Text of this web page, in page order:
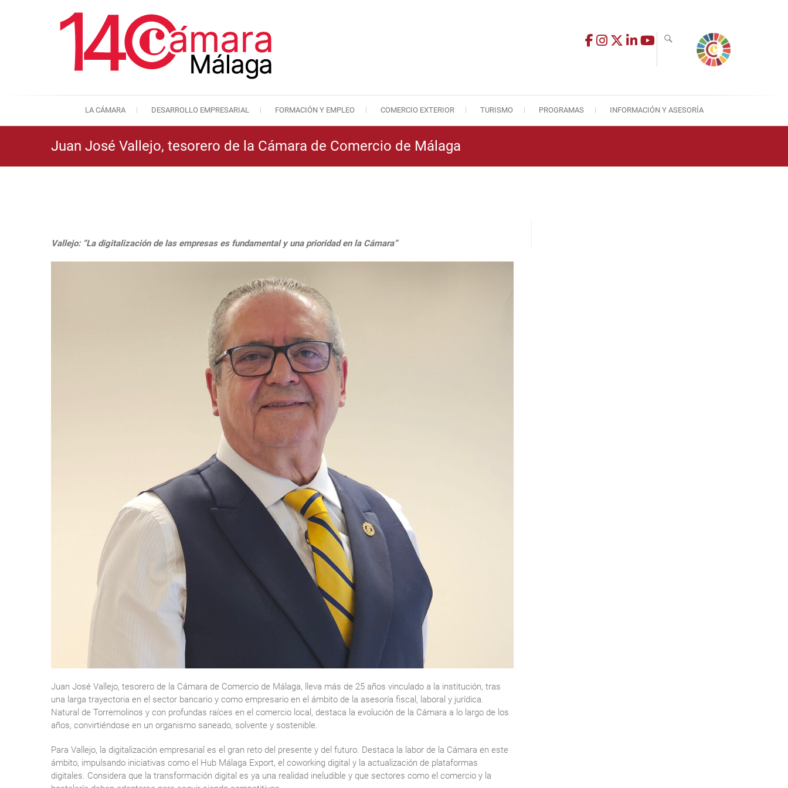
Cámara de Comercio de Málaga
LA CÁMARA DESARROLLO EMPRESARIAL FORMACIÓN Y EMPLEO COMERCIO EXTERIOR TURISMO PROGRAMAS INFORMACIÓN Y ASESORÍA
Juan José Vallejo, tesorero de la Cámara de Comercio de Málaga
Vallejo: “La digitalización de las empresas es fundamental y una prioridad en la Cámara”
Juan José Vallejo, tesorero de la Cámara de Comercio de Málaga, lleva más de 25 años vinculado a la institución, tras
una larga trayectoria en el sector bancario y como empresario en el ámbito de la asesoría fiscal, laboral y jurídica.
Natural de Torremolinos y con profundas raíces en el comercio local, destaca la evolución de la Cámara a lo largo de los
años, convirtiéndose en un organismo saneado, solvente y sostenible.
Para Vallejo, la digitalización empresarial es el gran reto del presente y del futuro. Destaca la labor de la Cámara en este
ámbito, impulsando iniciativas como el Hub Málaga Export, el coworking digital y la actualización de plataformas
digitales. Considera que la transformación digital es ya una realidad ineludible y que sectores como el comercio y la